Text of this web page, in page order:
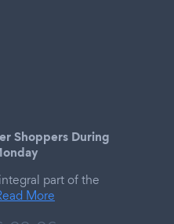
Shoppers During
part of the
More